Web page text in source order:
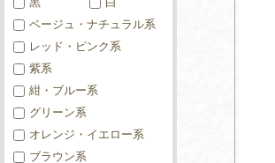
ベージュ・ナチュラル系
レッド・ピンク系
紫系
紺・ブルー系
グリーン系
オレンジ・イエロー系
ブラウン系